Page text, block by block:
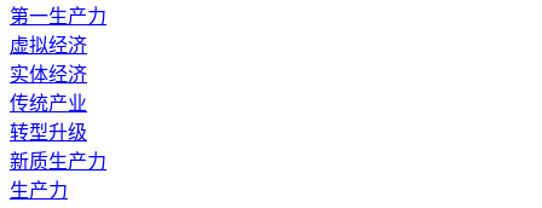
第一生产力
虚拟经济
实体经济
传统产业
转型升级
新质生产力
生产力